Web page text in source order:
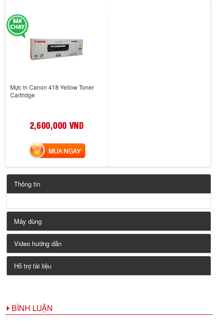
Mực in Canon 418 Yellow Toner
Cartridge
2,600,000 VND
MUA NGAY
Thông tin
Máy dùng
Video hướng dẫn
Hỗ trợ tài liệu
BÌNH LUẬN